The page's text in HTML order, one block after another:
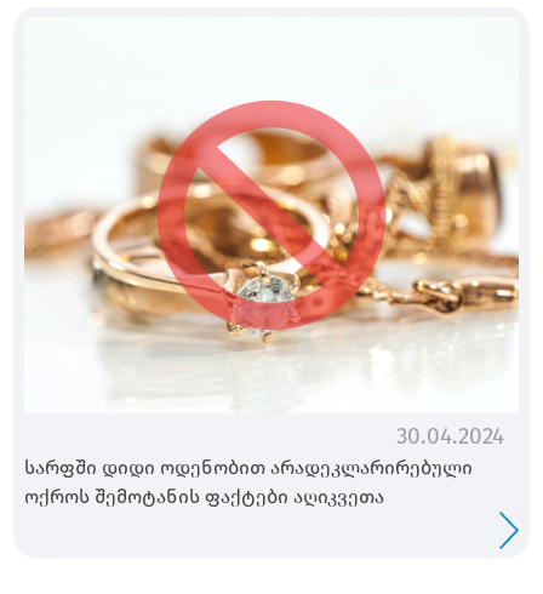
30.04.2024
სარფში დიდი ოდენობით არადეკლარირებული
ოქროს შემოტანის ფაქტები აღიკვეთა